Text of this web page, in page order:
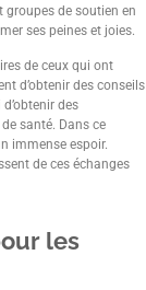
de soutien en
ses peines et joies.
de ceux qui ont
d’obtenir des conseils
des
santé. Dans ce
immense espoir.
de ces échanges
les